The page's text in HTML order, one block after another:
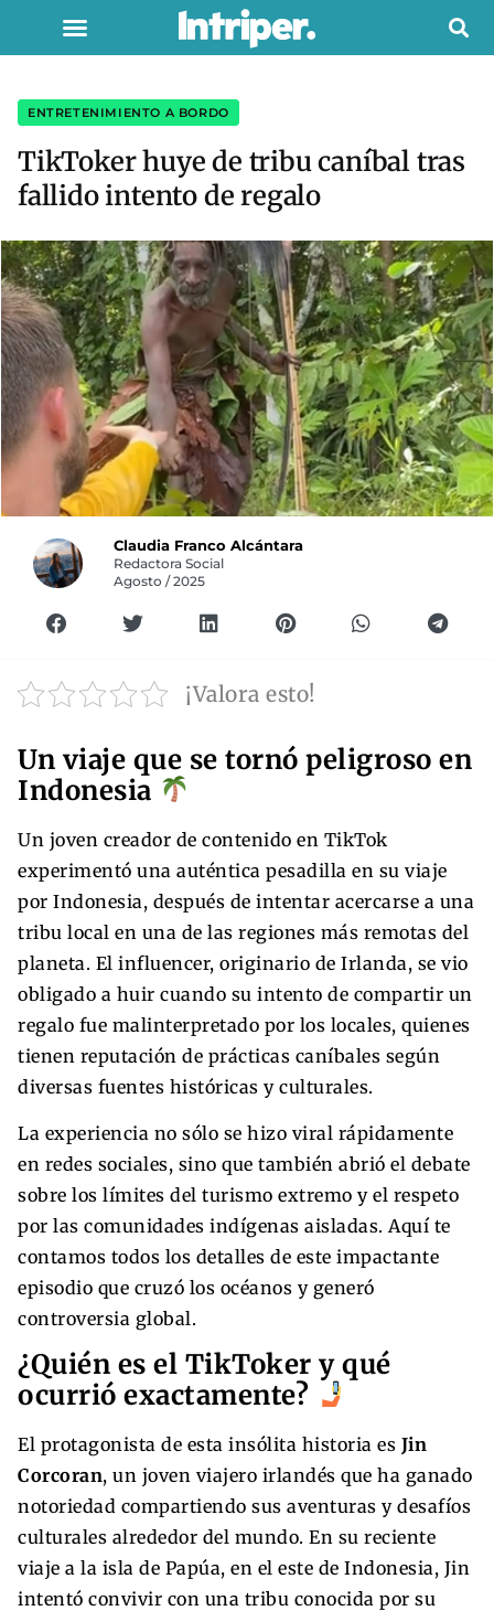
ENTRETENIMIENTO A BORDO
TikToker huye de tribu caníbal tras
fallido intento de regalo
Claudia Franco Alcántara
Redactora Social
Agosto / 2025
¡Valora esto!
Un viaje que se tornó peligroso en
Indonesia
Un joven creador de contenido en TikTok
experimentó una auténtica pesadilla en su viaje
por Indonesia, después de intentar acercarse a una
tribu local en una de las regiones más remotas del
planeta. El influencer, originario de Irlanda, se vio
obligado a huir cuando su intento de compartir un
regalo fue malinterpretado por los locales, quienes
tienen reputación de prácticas caníbales según
diversas fuentes históricas y culturales.
La experiencia no sólo se hizo viral rápidamente
en redes sociales, sino que también abrió el debate
sobre los límites del turismo extremo y el respeto
por las comunidades indígenas aisladas. Aquí te
contamos todos los detalles de este impactante
episodio que cruzó los océanos y generó
controversia global.
¿Quién es el TikToker y qué
ocurrió exactamente?
El protagonista de esta insólita historia es Jin
Corcoran, un joven viajero irlandés que ha ganado
notoriedad compartiendo sus aventuras y desafíos
culturales alrededor del mundo. En su reciente
viaje a la isla de Papúa, en el este de Indonesia, Jin
intentó convivir con una tribu conocida por su